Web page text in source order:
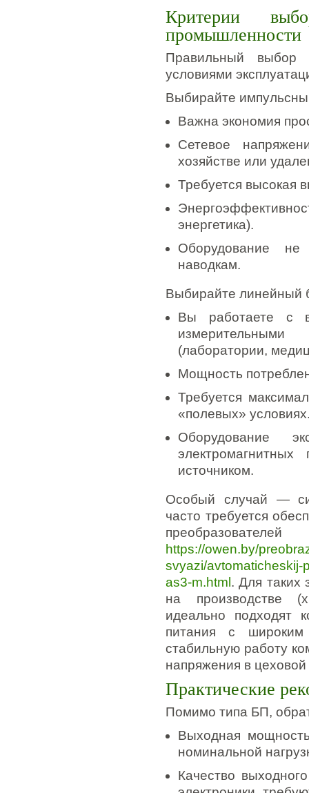
Критерии
промышленности
Правильный выбор
условиями
Выбирайте
Важна экономия
Сетевое
хозяйстве или
Требуется высокая
энергетика).
Оборудование не
наводкам.
Выбирайте линейный
Вы работаете с
(лаборатории,
Мощность
Требуется
«полевых»
Оборудование
источником.
Особый случай —
часто требуется
https://owen.by/
svyazi/avtomaticheskij-
as3-m.html . Для таких
на производстве
идеально подходят
питания с
стабильную работу
напряжения в цеховой
Практические
Помимо типа БП,
Выходная
номинальной
Качество